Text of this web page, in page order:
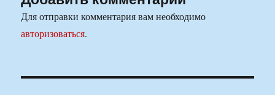
Для отправки комментария вам необходимо
авторизоваться.